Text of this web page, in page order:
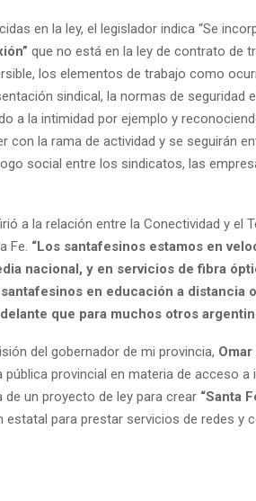
en la ley, el legislador indica “Se
que no está en la ley de contrato de
los elementos de trabajo como
sindical, la normas de seguridad
a la intimidad por ejemplo y
con la rama de actividad y se seguirán
social entre los sindicatos, las
a la relación entre la Conectividad y el
Fe. “Los santafesinos estamos en
nacional, y en servicios de fibra
en educación a distancia
que para muchos otros
del gobernador de mi provincia,
provincial en materia de acceso a
un proyecto de ley para crear “Santa
estatal para prestar servicios de redes y